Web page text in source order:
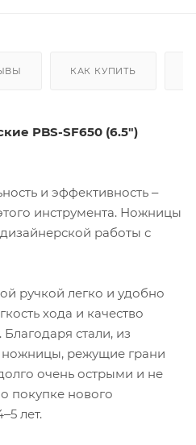
КАК КУПИТЬ
PBS-SF650 (6.5")
и эффективность ‒
инструмента. Ножницы
работы с
ручкой легко и удобно
хода и качество
стали, из
ножницы, режущие грани
очень острыми и не
покупке нового
лет.